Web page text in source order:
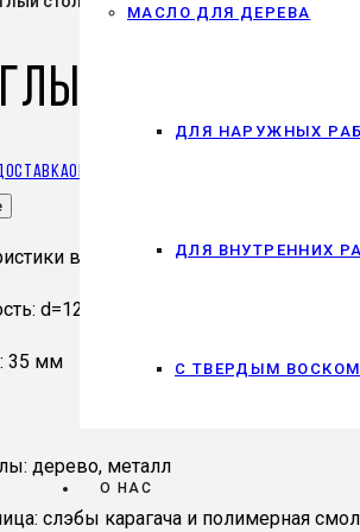
МАСЛО ДЛЯ ДЕРЕВА
ДЛЯ НАРУЖНЫХ
ДЛЯ ВНУТРЕННИХ
С ТВЕРДЫМ ВОСКОМ
О НАС
стол из
Оплата
в мм:
d=1200 мм
35 мм
дерево, металл
слэбы карагача и полимерная